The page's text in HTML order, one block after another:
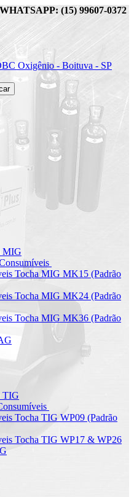
WHATSAPP: (15) 99607-0372
MIG
Tocha MIG MK15 (Padrão
Tocha MIG MK24 (Padrão
Tocha MIG MK36 (Padrão
TIG
Tocha TIG WP09 (Padrão
Tocha TIG WP17 & WP26